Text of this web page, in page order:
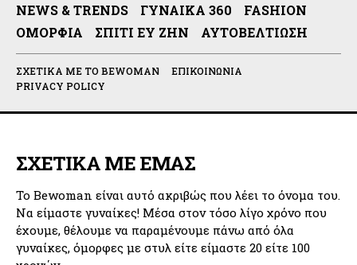
NEWS & TRENDS ΓΥΝΑΊΚΑ 360
FASHION
ΟΜΟΡΦΙΆ
ΣΠΊΤΙ ΕΥ ΖΗΝ ΑΥΤΟΒΕΛΤΊΩΣΗ
ΣΧΕΤΙΚΆ ΜΕ ΤΟ BEWOMAN
ΕΠΙΚΟΙΝΩΝΊΑ
PRIVACY POLICY
ΣΧΕΤΙΚΑ ΜΕ ΕΜΑΣ
Το Bewoman είναι αυτό ακριβώς που λέει το όνομα του.
Να είμαστε γυναίκες! Μέσα στον τόσο λίγο χρόνο που
έχουμε, θέλουμε να παραμένουμε πάνω από όλα
γυναίκες, όμορφες με στυλ είτε είμαστε 20 είτε 100